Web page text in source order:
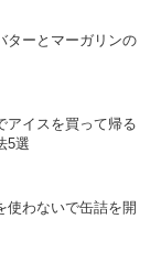
ターとマーガリンの
アイスを買って帰る
5選
使わないで缶詰を開